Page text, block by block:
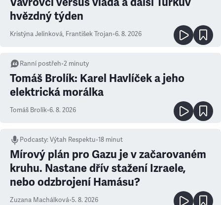
hvězdný týden
Kristýna Jelínková, František Trojan•6. 8. 2026
Ranní postřeh•2 minuty
Tomáš Brolík: Karel Havlíček a jeho
elektrická morálka
Tomáš Brolík•6. 8. 2026
Podcasty:Výtah Respektu•18 minut
Mírový plán pro Gazu je v začarovaném
kruhu. Nastane dřív stažení Izraele,
nebo odzbrojení Hamásu?
Zuzana Machálková•5. 8. 2026